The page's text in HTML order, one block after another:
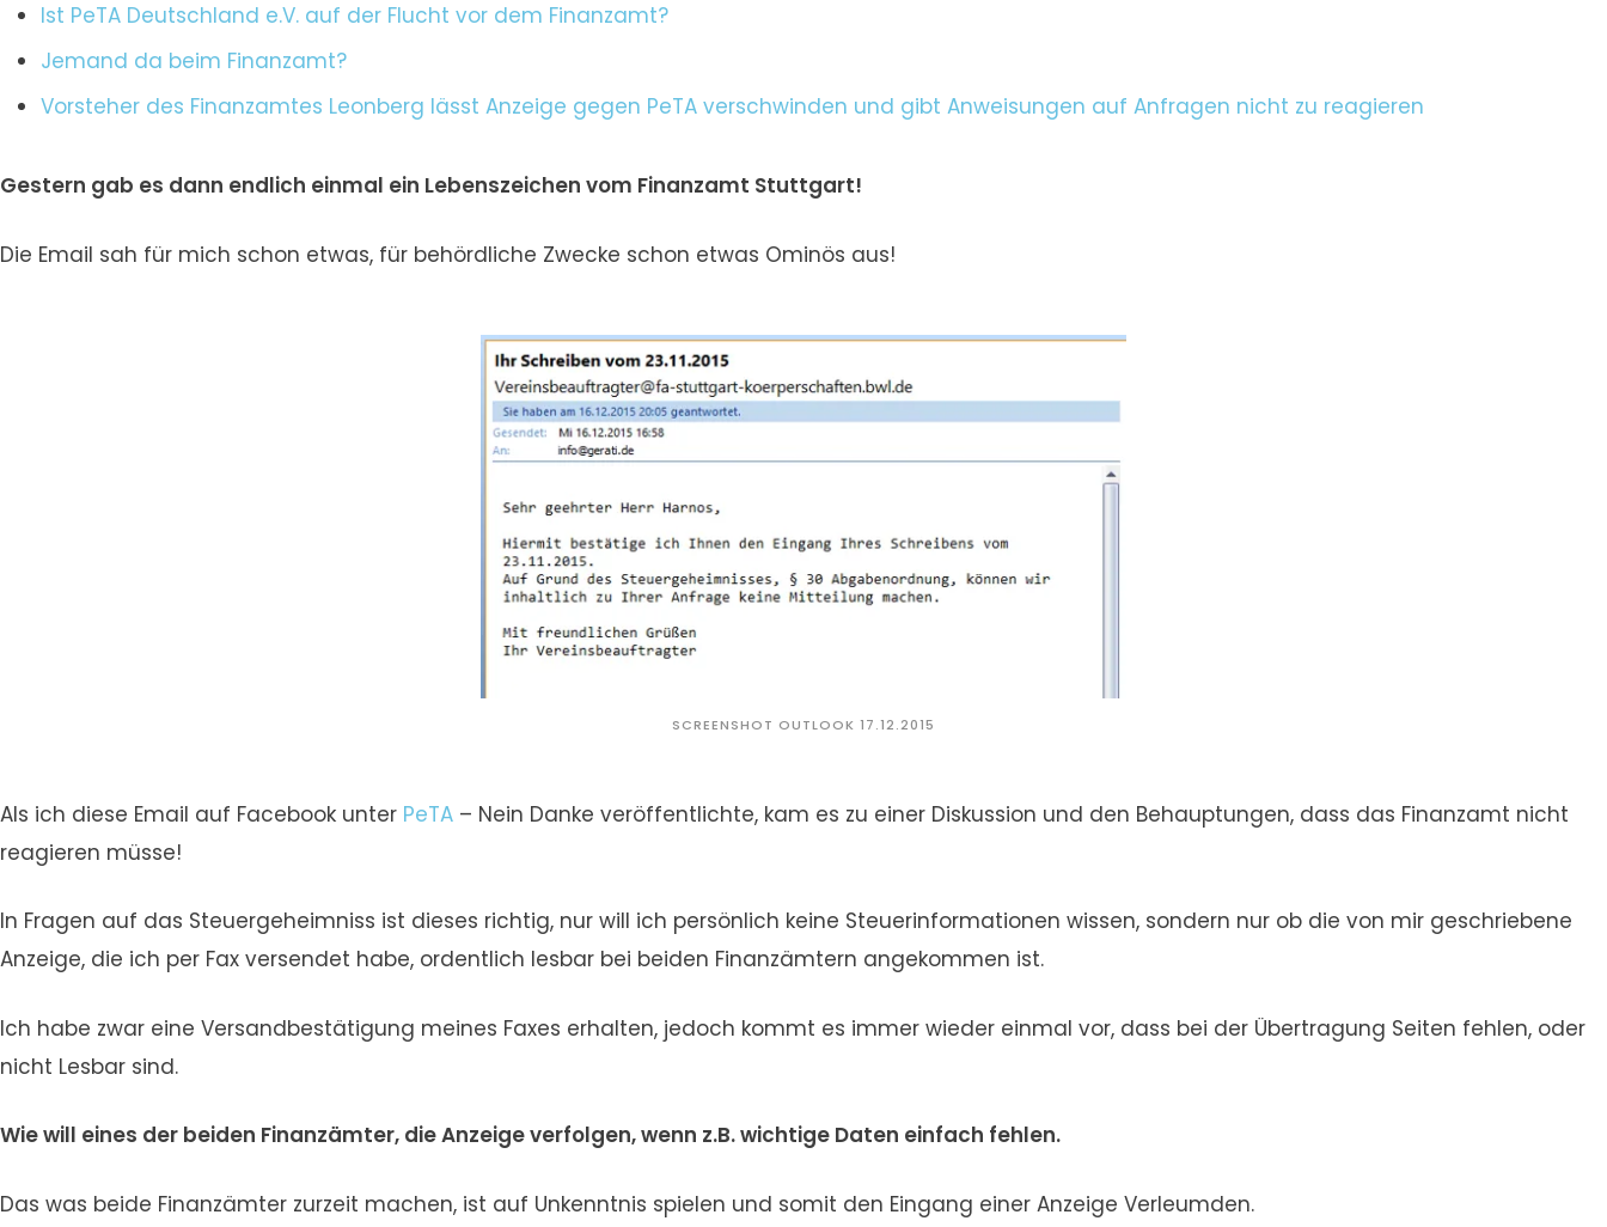
Ist PeTA Deutschland e.V. auf der Flucht vor dem Finanzamt?
Jemand da beim Finanzamt?
Vorsteher des Finanzamtes Leonberg lässt Anzeige gegen PeTA verschwinden und gibt Anweisungen auf Anfragen nicht zu reagieren
Gestern gab es dann endlich einmal ein Lebenszeichen vom Finanzamt Stuttgart!
Die Email sah für mich schon etwas, für behördliche Zwecke schon etwas Ominös aus!
SCREENSHOT OUTLOOK 17.12.2015
Als ich diese Email auf Facebook unter PeTA – Nein Danke veröffentlichte, kam es zu einer Diskussion und den Behauptungen, dass das Finanzamt nicht
reagieren müsse!
In Fragen auf das Steuergeheimniss ist dieses richtig, nur will ich persönlich keine Steuerinformationen wissen, sondern nur ob die von mir geschriebene
Anzeige, die ich per Fax versendet habe, ordentlich lesbar bei beiden Finanzämtern angekommen ist.
Ich habe zwar eine Versandbestätigung meines Faxes erhalten, jedoch kommt es immer wieder einmal vor, dass bei der Übertragung Seiten fehlen, oder
nicht Lesbar sind.
Wie will eines der beiden Finanzämter, die Anzeige verfolgen, wenn z.B. wichtige Daten einfach fehlen.
Das was beide Finanzämter zurzeit machen, ist auf Unkenntnis spielen und somit den Eingang einer Anzeige Verleumden.